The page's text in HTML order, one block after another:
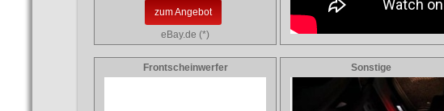
zum Angebot
eBay.de (*)
Frontscheinwerfer Sonstige